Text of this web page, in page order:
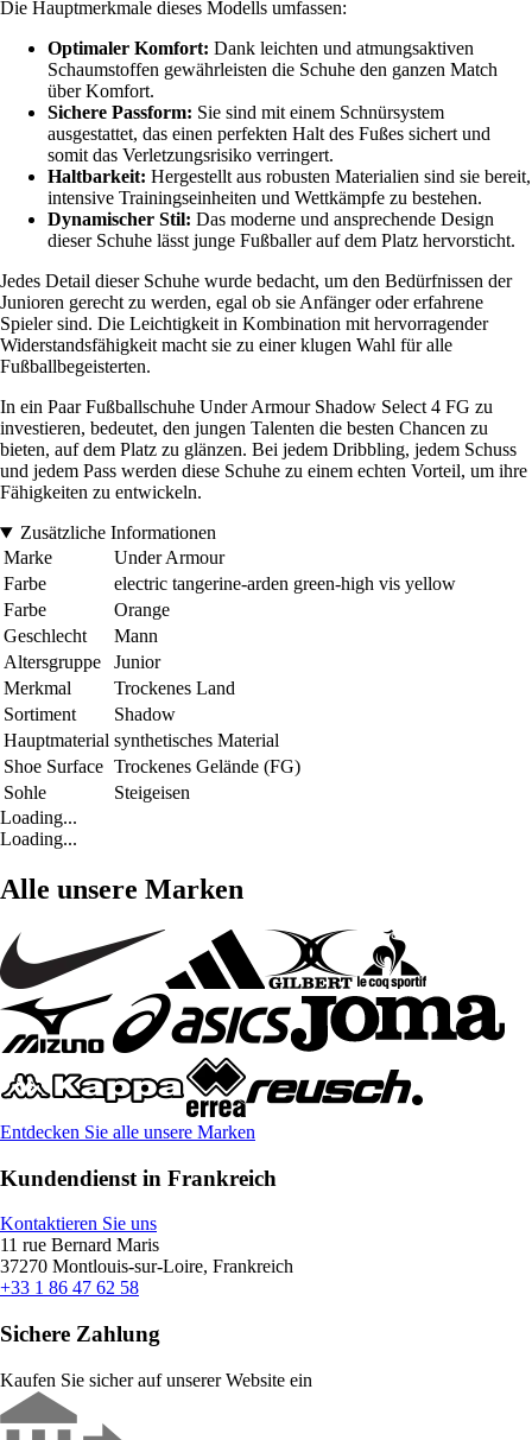
Die Hauptmerkmale dieses Modells umfassen:
Optimaler Komfort: Dank leichten und atmungsaktiven
Schaumstoffen gewährleisten die Schuhe den ganzen Match
über Komfort.
Sichere Passform: Sie sind mit einem Schnürsystem
ausgestattet, das einen perfekten Halt des Fußes sichert und
somit das Verletzungsrisiko verringert.
Haltbarkeit: Hergestellt aus robusten Materialien sind sie bereit,
intensive Trainingseinheiten und Wettkämpfe zu bestehen.
Dynamischer Stil: Das moderne und ansprechende Design
dieser Schuhe lässt junge Fußballer auf dem Platz hervorsticht.
Jedes Detail dieser Schuhe wurde bedacht, um den Bedürfnissen der
Junioren gerecht zu werden, egal ob sie Anfänger oder erfahrene
Spieler sind. Die Leichtigkeit in Kombination mit hervorragender
Widerstandsfähigkeit macht sie zu einer klugen Wahl für alle
Fußballbegeisterten.
In ein Paar Fußballschuhe Under Armour Shadow Select 4 FG zu
investieren, bedeutet, den jungen Talenten die besten Chancen zu
bieten, auf dem Platz zu glänzen. Bei jedem Dribbling, jedem Schuss
und jedem Pass werden diese Schuhe zu einem echten Vorteil, um ihre
Fähigkeiten zu entwickeln.
Zusätzliche Informationen
Marke
Under Armour
Farbe
electric tangerine-arden green-high vis yellow
Farbe
Orange
Geschlecht
Mann
Altersgruppe
Junior
Merkmal
Trockenes Land
Sortiment
Shadow
Hauptmaterial synthetisches Material
Shoe Surface Trockenes Gelände (FG)
Sohle
Steigeisen
Loading...
Loading...
Alle unsere Marken
Entdecken Sie alle unsere Marken
Kundendienst in Frankreich
Kontaktieren Sie uns
11 rue Bernard Maris
37270 Montlouis-sur-Loire, Frankreich
+33 1 86 47 62 58
Sichere Zahlung
Kaufen Sie sicher auf unserer Website ein